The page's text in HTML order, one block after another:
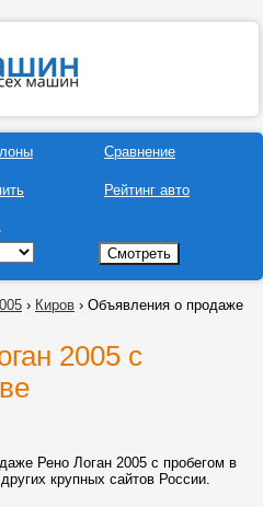
Сравнение
Рейтинг авто
› Киров › Объявления о продаже
2005 с
Рено Логан 2005 с пробегом в
крупных сайтов России.